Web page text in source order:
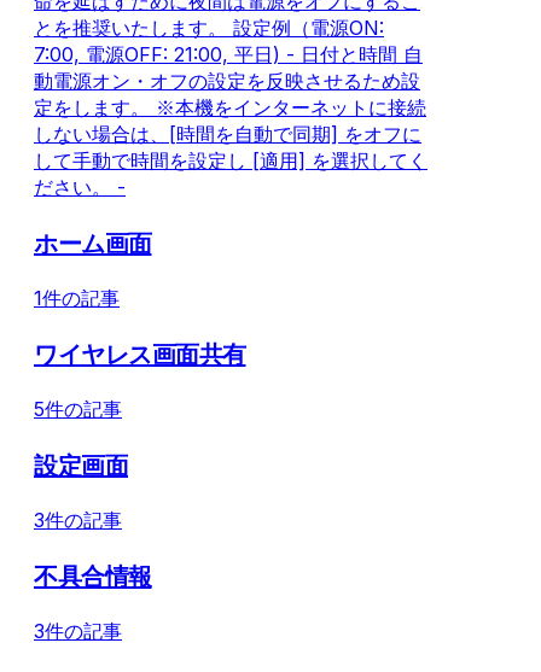
とを推奨いたします。 設定例（電源ON:
7:00, 電源OFF: 21:00, 平日) - 日付と時間 自
動電源オン・オフの設定を反映させるため設
定をします。 ※本機をインターネットに接続
しない場合は、[時間を自動で同期] をオフに
して手動で時間を設定し [適用] を選択してく
ださい。 -
ホーム画面
1件の記事
ワイヤレス画面共有
5件の記事
設定画面
3件の記事
不具合情報
3件の記事